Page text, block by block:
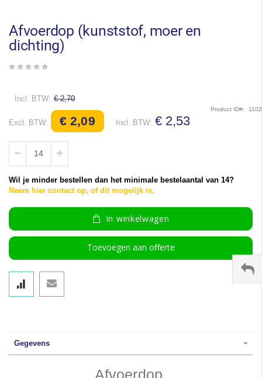
het
begin
van
afbeeldingen-
Afvoerdop (kunststof, moer en
dichting)
€ 2,70
€ 2,09
prijs
€ 2,53
Product ID
Wil je minder bestellen dan het minimale bestelaantal van 14?
Neem hier contact op, of dit mogelijk is.
In winkelwagen
Toevoegen aan offerte
Gegevens
Afvoerdop